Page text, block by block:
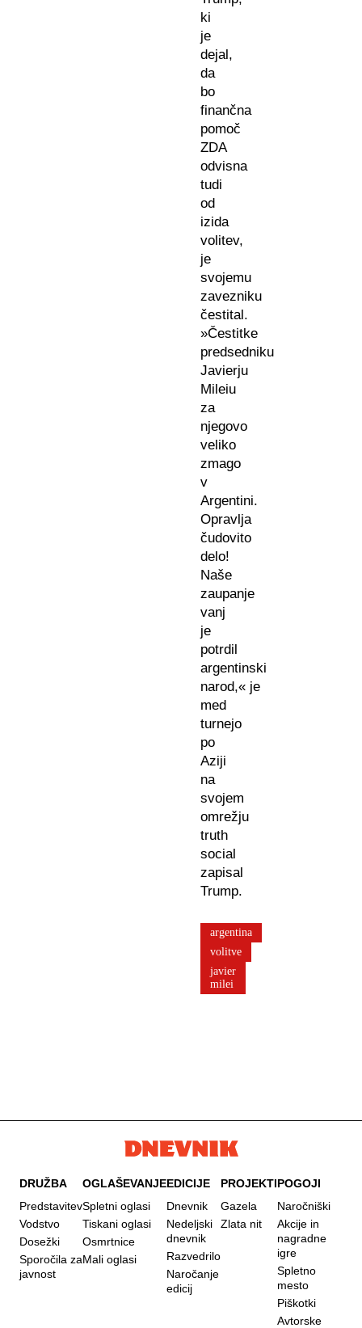
ki
je
dejal,
da
bo
finančna
pomoč
ZDA
odvisna
tudi
od
izida
volitev,
je
svojemu
zavezniku
čestital.
»Čestitke
predsedniku
Javierju
Mileiu
za
njegovo
veliko
zmago
v
Argentini.
Opravlja
čudovito
delo!
Naše
zaupanje
vanj
je
potrdil
argentinski
narod,« je
med
turnejo
po
Aziji
na
svojem
omrežju
truth
social
zapisal
Trump.
argentina
volitve
javier
milei
DRUŽBA
Predstavitev
Vodstvo
Dosežki
Sporočila za
javnost
OGLAŠEVANJE
Spletni oglasi
Tiskani oglasi
Osmrtnice
Mali oglasi
EDICIJE
Dnevnik
Nedeljski
dnevnik
Razvedrilo
Naročanje
edicij
PROJEKTI
Gazela
Zlata nit
POGOJI
Naročniški
Akcije in
nagradne
igre
Spletno
mesto
Piškotki
Avtorske